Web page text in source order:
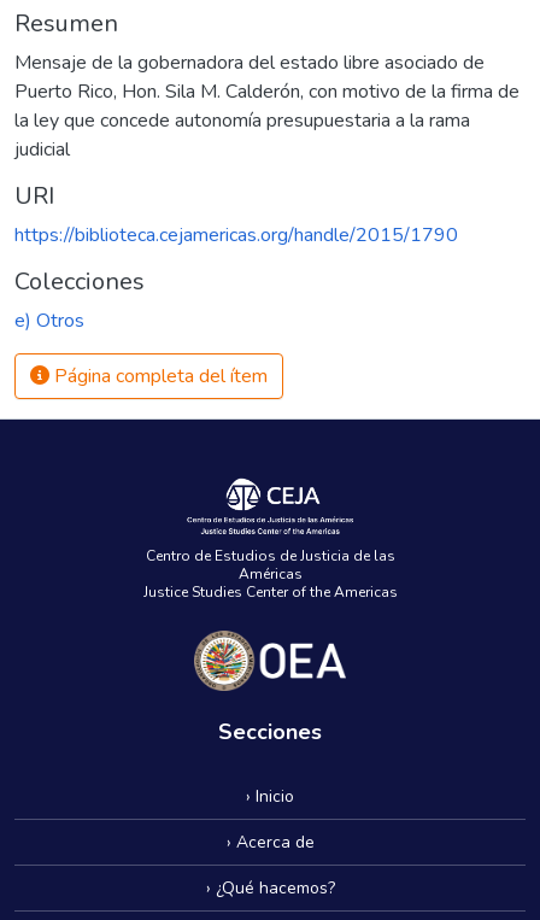
Resumen
Mensaje de la gobernadora del estado libre asociado de
Puerto Rico, Hon. Sila M. Calderón, con motivo de la firma de
la ley que concede autonomía presupuestaria a la rama
judicial
URI
https://biblioteca.cejamericas.org/handle/2015/1790
Colecciones
e) Otros
Página completa del ítem
Centro de Estudios de Justicia de las
Américas
Justice Studies Center of the Americas
Secciones
› Inicio
› Acerca de
› ¿Qué hacemos?